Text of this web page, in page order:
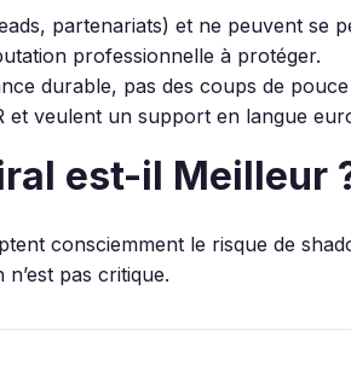
partenariats) et ne peuvent se
professionnelle à protéger.
durable, pas des coups de pouce
et veulent un support en langue
est-il Meilleur
consciemment le risque de
pas critique.